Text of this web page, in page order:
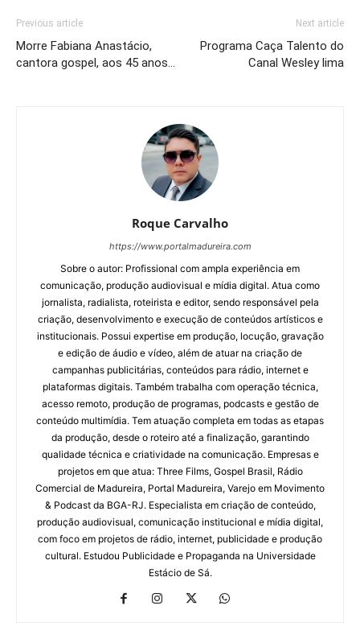
Previous article
Morre Fabiana Anastácio,
cantora gospel, aos 45 anos…
Next article
Programa Caça Talento do
Canal Wesley lima
Roque Carvalho
https://www.portalmadureira.com
Sobre o autor: Profissional com ampla experiência em
comunicação, produção audiovisual e mídia digital. Atua como
jornalista, radialista, roteirista e editor, sendo responsável pela
criação, desenvolvimento e execução de conteúdos artísticos e
institucionais. Possui expertise em produção, locução, gravação
e edição de áudio e vídeo, além de atuar na criação de
campanhas publicitárias, conteúdos para rádio, internet e
plataformas digitais. Também trabalha com operação técnica,
acesso remoto, produção de programas, podcasts e gestão de
conteúdo multimídia. Tem atuação completa em todas as etapas
da produção, desde o roteiro até a finalização, garantindo
qualidade técnica e criatividade na comunicação. Empresas e
projetos em que atua: Three Films, Gospel Brasil, Rádio
Comercial de Madureira, Portal Madureira, Varejo em Movimento
& Podcast da BGA-RJ. Especialista em criação de conteúdo,
produção audiovisual, comunicação institucional e mídia digital,
com foco em projetos de rádio, internet, publicidade e produção
cultural. Estudou Publicidade e Propaganda na Universidade
Estácio de Sá.